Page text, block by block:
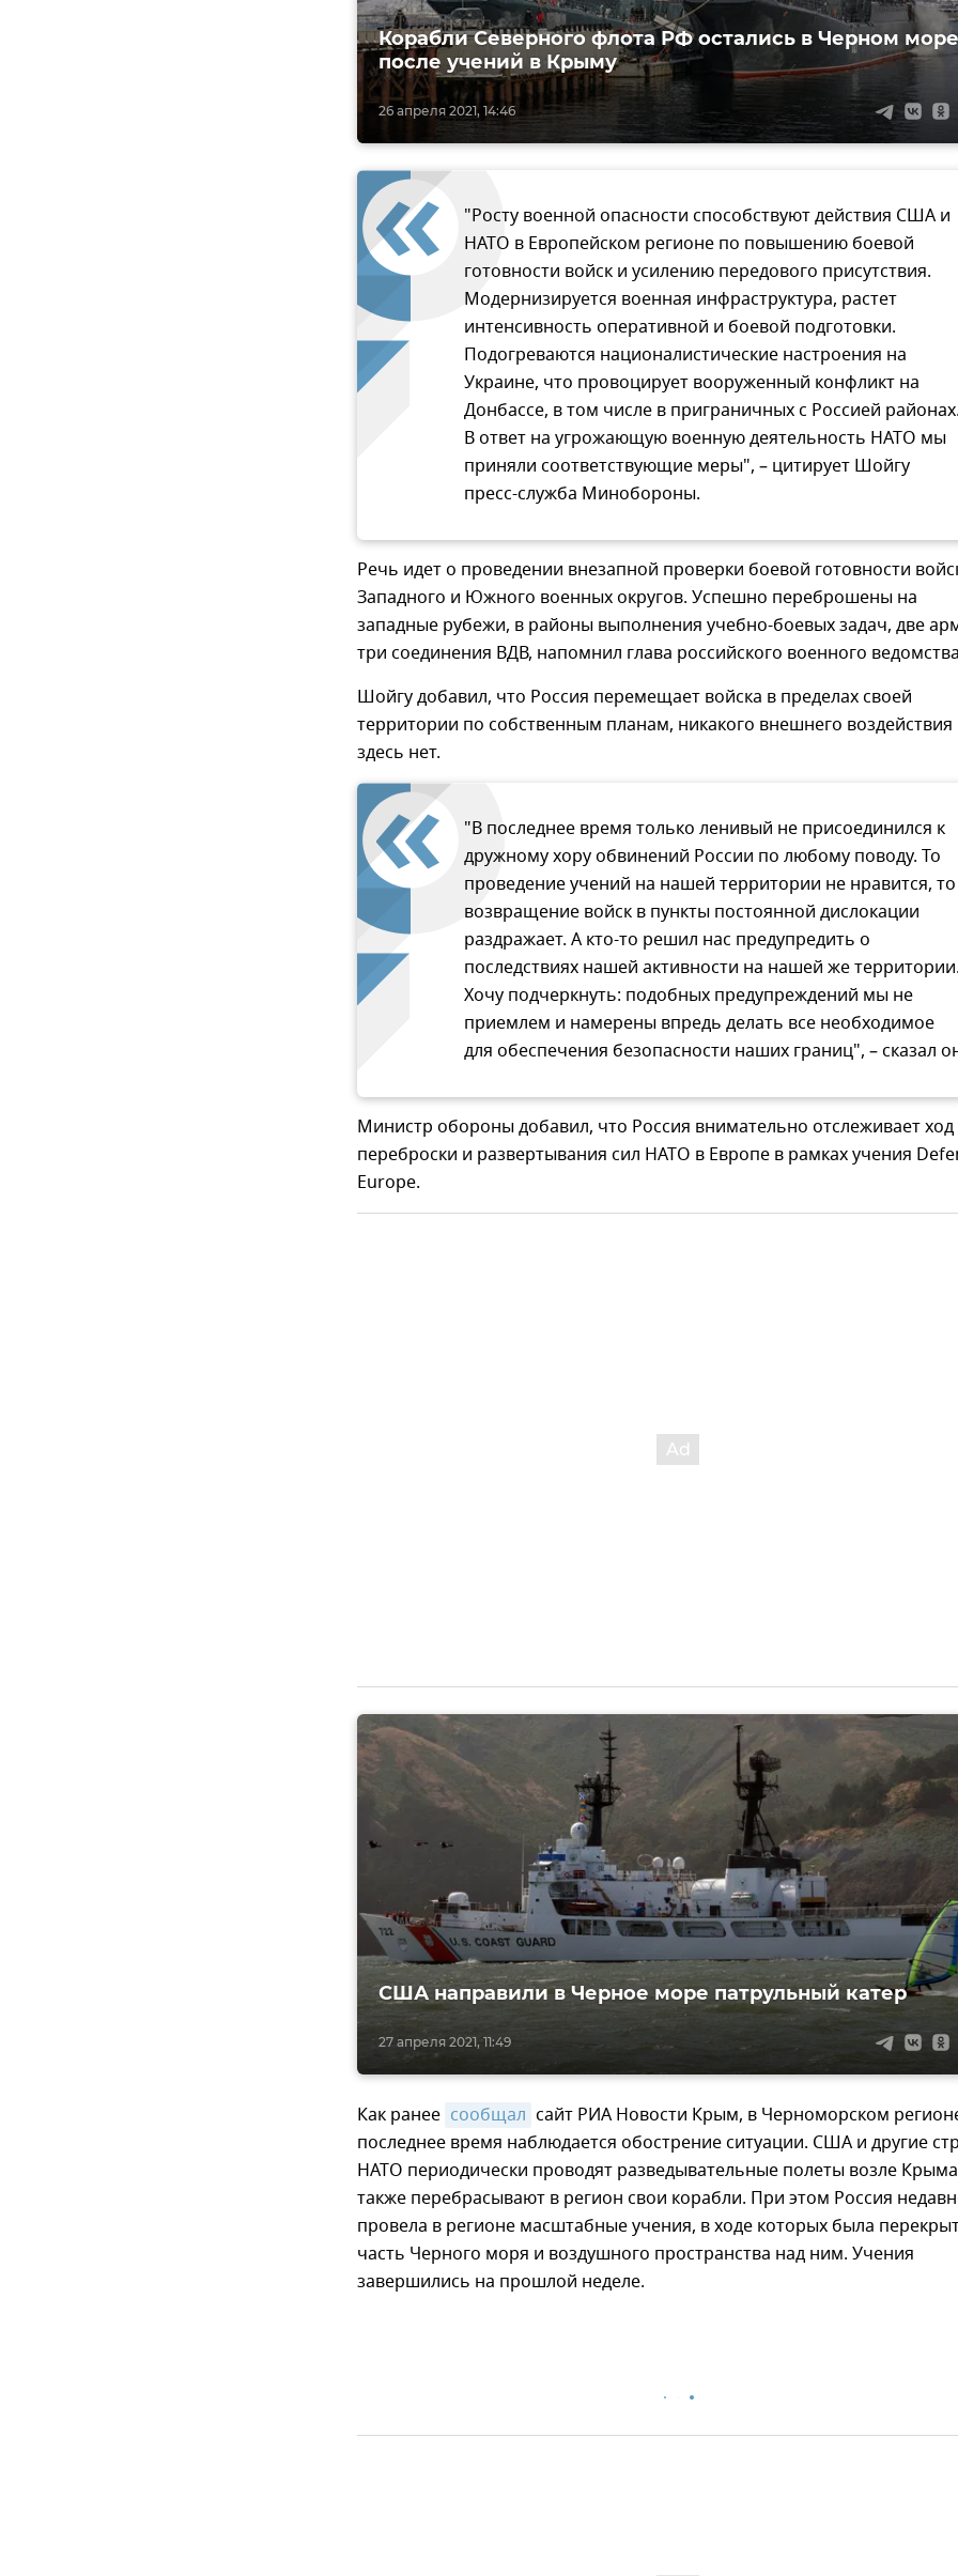
26 апреля 2021, 14:46
Корабли Северного флота РФ остались в Черном море
после учений в Крыму
"Росту военной опасности способствуют действия США и
НАТО в Европейском регионе по повышению боевой
готовности войск и усилению передового присутствия.
Модернизируется военная инфраструктура, растет
интенсивность оперативной и боевой подготовки.
Подогреваются националистические настроения на
Украине, что провоцирует вооруженный конфликт на
Донбассе, в том числе в приграничных с Россией
В ответ на угрожающую военную деятельность НАТО мы
приняли соответствующие меры", – цитирует Шойгу
пресс-служба Минобороны.
Речь идет о проведении внезапной проверки боевой готовности
Западного и Южного военных округов. Успешно переброшены на
западные рубежи, в районы выполнения учебно-боевых задач, две
три соединения ВДВ, напомнил глава российского военного
Шойгу добавил, что Россия перемещает войска в пределах своей
территории по собственным планам, никакого внешнего воздействия
здесь нет.
"В последнее время только ленивый не присоединился к
дружному хору обвинений России по любому поводу. То
проведение учений на нашей территории не нравится, то
возвращение войск в пункты постоянной дислокации
раздражает. А кто-то решил нас предупредить о
последствиях нашей активности на нашей же
Хочу подчеркнуть: подобных предупреждений мы не
приемлем и намерены впредь делать все необходимое
для обеспечения безопасности наших границ", – сказал
Министр обороны добавил, что Россия внимательно отслеживает ход
переброски и развертывания сил НАТО в Европе в рамках учения
Europe.
27 апреля 2021, 11:49
США направили в Черное море патрульный катер
Как ранее сообщал сайт РИА Новости Крым, в Черноморском
последнее время наблюдается обострение ситуации. США и другие
НАТО периодически проводят разведывательные полеты возле
также перебрасывают в регион свои корабли. При этом Россия
провела в регионе масштабные учения, в ходе которых была
часть Черного моря и воздушного пространства над ним. Учения
завершились на прошлой неделе.